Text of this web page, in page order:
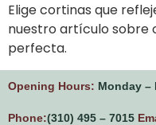
Elige cortinas que
nuestro artículo sobre
perfecta.
Opening Hours: Monday –
Phone:(310) 495 – 7015